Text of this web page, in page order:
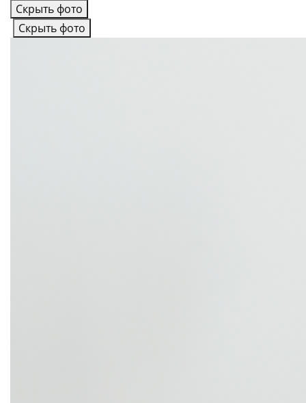
Скрыть фото
Скрыть фото